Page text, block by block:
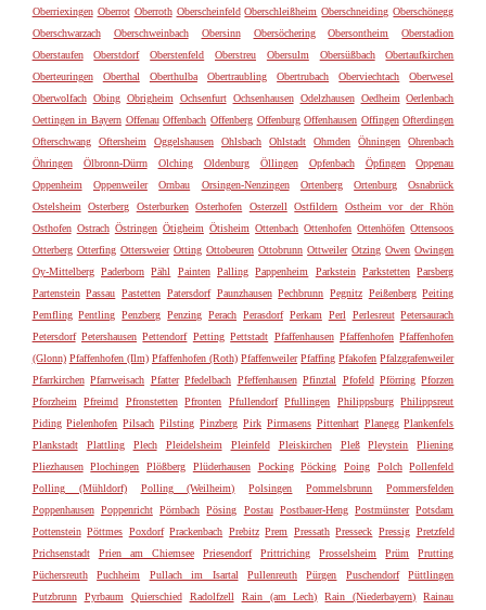
Oberriexingen Oberrot Oberroth Oberscheinfeld Oberschleißheim Oberschneiding Oberschönegg
Oberschwarzach
Oberschweinbach Obersinn Obersöchering Obersontheim
Oberstadion
Oberstaufen
Oberstdorf Oberstenfeld Oberstreu Obersulm Obersüßbach
Obertaufkirchen
Oberteuringen
Oberthal Oberthulba Obertraubling Obertrubach Oberviechtach
Oberwesel
Oberwolfach Obing Obrigheim Ochsenfurt Ochsenhausen Odelzhausen Oedheim Oerlenbach
Oettingen in Bayern Offenau Offenbach Offenberg Offenburg Offenhausen Offingen Ofterdingen
Ofterschwang
Oftersheim Oggelshausen Ohlsbach Ohlstadt Ohmden Öhningen
Ohrenbach
Öhringen
Ölbronn-Dürrn Olching Oldenburg Öllingen Opfenbach Öpfingen
Oppenau
Oppenheim
Oppenweiler Ornbau Orsingen-Nenzingen Ortenberg Ortenburg
Osnabrück
Ostelsheim
Osterberg Osterburken Osterhofen Osterzell Ostfildern
Ostheim vor der Rhön
Osthofen Ostrach Östringen Ötigheim Ötisheim Ottenbach Ottenhofen Ottenhöfen Ottensoos
Otterberg Otterfing Ottersweier Otting Ottobeuren Ottobrunn Ottweiler Otzing Owen Owingen
Oy-Mittelberg Paderborn Pähl Painten Palling Pappenheim Parkstein Parkstetten Parsberg
Partenstein Passau Pastetten Patersdorf Paunzhausen Pechbrunn Pegnitz Peißenberg Peiting
Pemfling Pentling Penzberg Penzing Perach Perasdorf Perkam Perl Perlesreut Petersaurach
Petersdorf Petershausen Pettendorf Petting Pettstadt Pfaffenhausen Pfaffenhofen Pfaffenhofen
(Glonn) Pfaffenhofen (Ilm) Pfaffenhofen (Roth) Pfaffenweiler Pfaffing Pfakofen Pfalzgrafenweiler
Pfarrkirchen Pfarrweisach Pfatter Pfedelbach Pfeffenhausen Pfinztal Pfofeld Pförring Pforzen
Pforzheim
Pfreimd Pfronstetten Pfronten Pfullendorf Pfullingen Philippsburg Philippsreut
Piding Pielenhofen Pilsach Pilsting Pinzberg Pirk Pirmasens Pittenhart Planegg Plankenfels
Plankstadt
Plattling Plech Pleidelsheim Pleinfeld Pleiskirchen Pleß Pleystein
Pliening
Pliezhausen
Plochingen Plößberg Plüderhausen Pocking Pöcking Poing Polch
Pollenfeld
Polling (Mühldorf)
Polling (Weilheim) Polsingen Pommelsbrunn
Pommersfelden
Poppenhausen Poppenricht Pörnbach Pösing Postau Postbauer-Heng Postmünster Potsdam
Pottenstein Pöttmes Poxdorf Prackenbach Prebitz Prem Pressath Presseck Pressig Pretzfeld
Prichsenstadt
Prien am Chiemsee Priesendorf Prittriching Prosselsheim Prüm
Prutting
Püchersreuth
Puchheim Pullach im Isartal Pullenreuth Pürgen Puschendorf
Püttlingen
Putzbrunn
Pyrbaum Quierschied Radolfzell Rain (am Lech) Rain (Niederbayern)
Rainau